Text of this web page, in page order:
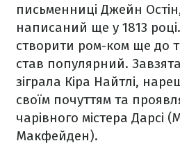
письменниці Джейн
написаний ще у 1813
створити ром-ком ще до
став популярний. Завзята
зіграла Кіра Найтлі,
своїм почуттям та
чарівного містера Дарсі
Макфейден).